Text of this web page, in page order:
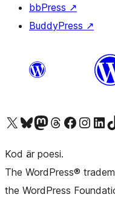
bbPress ↗
BuddyPress ↗
Besök vår X-konto (f.d. Twitter)
Besök vårt Bluesky-konto
Besök vårt Mastodon-konto
Besök vårt Thread-konto
Besök vår Facebook-sidaBesök vårt Instagram-konto
Besök vårt
Kod är poesi.
The WordPress®
the WordPress